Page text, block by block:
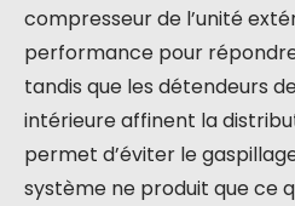
compresseur de l’unité
performance pour
tandis que les détendeurs
intérieure affinent la
permet d’éviter le
système ne produit que ce